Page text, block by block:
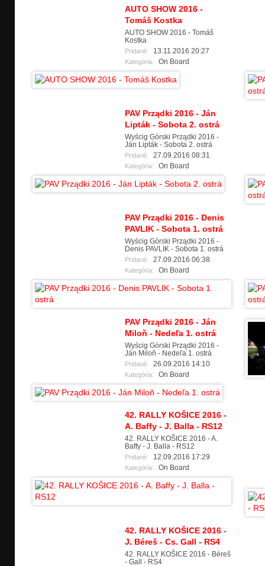
AUTO SHOW 2016 -
Tomáš Kostka
AUTO SHOW 2016 - Tomáš
Kostka
Pridané: 13.11.2016 20:27
Kategória: On Board
PAV Prządki 2016 - Ján
Lipták - Sobota 2. ostrá
Wyścig Górski Prządki 2016 -
Ján Lipták - Sobota 2. ostrá
Pridané: 27.09.2016 08:31
Kategória: On Board
PAV Prządki 2016 - Denis
PAVLIK - Sobota 1. ostrá
Wyścig Górski Prządki 2016 -
Denis PAVLIK - Sobota 1. ostrá
Pridané: 27.09.2016 06:38
Kategória: On Board
PAV Prządki 2016 - Ján
Miloň - Nedeľa 1. ostrá
Wyścig Górski Prządki 2016 -
Ján Miloň - Nedeľa 1. ostrá
Pridané: 26.09.2016 14:10
Kategória: On Board
42. RALLY KOŠICE 2016 -
A. Baffy - J. Balla - RS12
42. RALLY KOŠICE 2016 - A.
Baffy - J. Balla - RS12
Pridané: 12.09.2016 17:29
Kategória: On Board
42. RALLY KOŠICE 2016 -
J. Béreš - Cs. Gall - RS4
42. RALLY KOŠICE 2016 - Béreš
- Gall - RS4